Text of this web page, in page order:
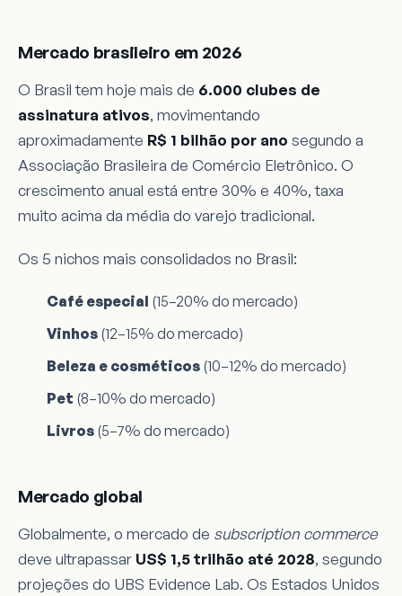
Mercado brasileiro em 2026
O Brasil tem hoje mais de 6.000 clubes de
assinatura ativos, movimentando
aproximadamente R$ 1 bilhão por ano segundo a
Associação Brasileira de Comércio Eletrônico. O
crescimento anual está entre 30% e 40%, taxa
muito acima da média do varejo tradicional.
Os 5 nichos mais consolidados no Brasil:
Café especial (15–20% do mercado)
Vinhos (12–15% do mercado)
Beleza e cosméticos (10–12% do mercado)
Pet (8–10% do mercado)
Livros (5–7% do mercado)
Mercado global
Globalmente, o mercado de subscription commerce
deve ultrapassar US$ 1,5 trilhão até 2028, segundo
projeções do UBS Evidence Lab. Os Estados Unidos